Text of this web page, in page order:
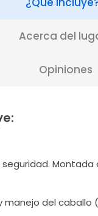
Acerca del
Opiniones
manejo del caballo